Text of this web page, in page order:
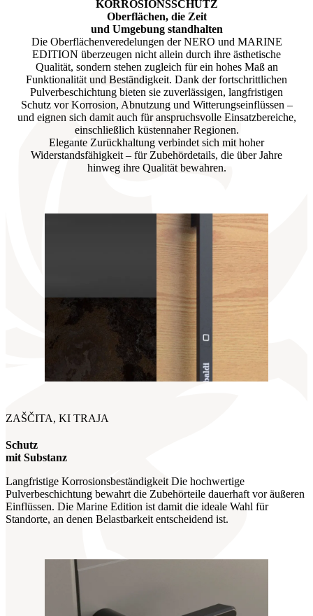
KORROSIONSSCHUTZ
Oberflächen, die Zeit
und Umgebung standhalten
Die Oberflächenveredelungen der NERO und MARINE
EDITION überzeugen nicht allein durch ihre ästhetische
Qualität, sondern stehen zugleich für ein hohes Maß an
Funktionalität und Beständigkeit. Dank der fortschrittlichen
Pulverbeschichtung bieten sie zuverlässigen, langfristigen
Schutz vor Korrosion, Abnutzung und Witterungseinflüssen –
und eignen sich damit auch für anspruchsvolle Einsatzbereiche,
einschließlich küstennaher Regionen.
Elegante Zurückhaltung verbindet sich mit hoher
Widerstandsfähigkeit – für Zubehördetails, die über Jahre
hinweg ihre Qualität bewahren.
ZAŠČITA, KI TRAJA
Schutz
mit Substanz
Langfristige Korrosionsbeständigkeit Die hochwertige
Pulverbeschichtung bewahrt die Zubehörteile dauerhaft vor äußeren
Einflüssen. Die Marine Edition ist damit die ideale Wahl für
Standorte, an denen Belastbarkeit entscheidend ist.